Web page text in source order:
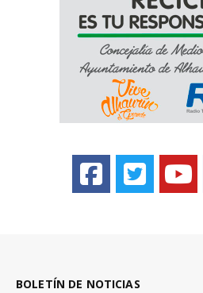
BOLETÍN DE NOTICIAS